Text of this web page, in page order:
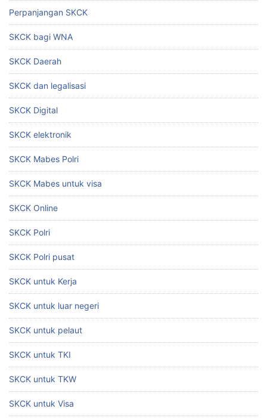
Perpanjangan SKCK
SKCK bagi WNA
SKCK Daerah
SKCK dan legalisasi
SKCK Digital
SKCK elektronik
SKCK Mabes Polri
SKCK Mabes untuk visa
SKCK Online
SKCK Polri
SKCK Polri pusat
SKCK untuk Kerja
SKCK untuk luar negeri
SKCK untuk pelaut
SKCK untuk TKI
SKCK untuk TKW
SKCK untuk Visa